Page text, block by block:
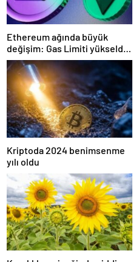
Ethereum ağında büyük
değişim: Gas Limiti yükseldi,
işlem ücretleri düşebilir mi?
Kriptoda 2024 benimsenme
yılı oldu